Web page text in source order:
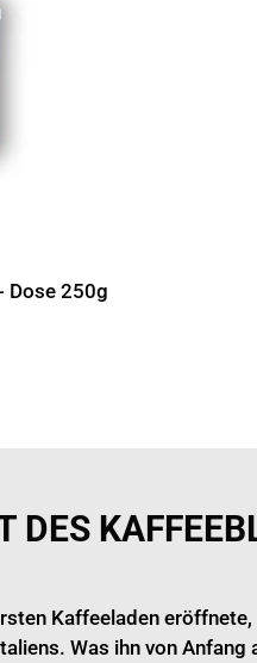
Dose 250g
DES
Kaffeeladen
Was ihn von Anfang